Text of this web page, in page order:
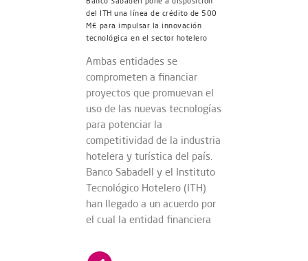
del ITH una línea de crédito de 500
M€ para impulsar la innovación
tecnológica en el sector hotelero
Ambas entidades se
comprometen a financiar
proyectos que promuevan el
uso de las nuevas tecnologías
para potenciar la
competitividad de la industria
hotelera y turística del país.
Banco Sabadell y el Instituto
Tecnológico Hotelero (ITH)
han llegado a un acuerdo por
el cual la entidad financiera